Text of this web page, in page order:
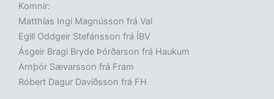
Komnir:
Matthías Ingi Magnússon frá Val
Egill Oddgeir Stefánsson frá ÍBV
Ásgeir Bragi Bryde Þórðarson frá Haukum
Arnþór Sævarsson frá Fram
Róbert Dagur Davíðsson frá FH